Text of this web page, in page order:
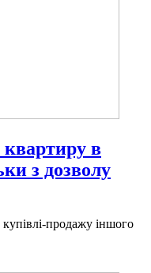
в
з дозволу
купівлі-продажу іншого